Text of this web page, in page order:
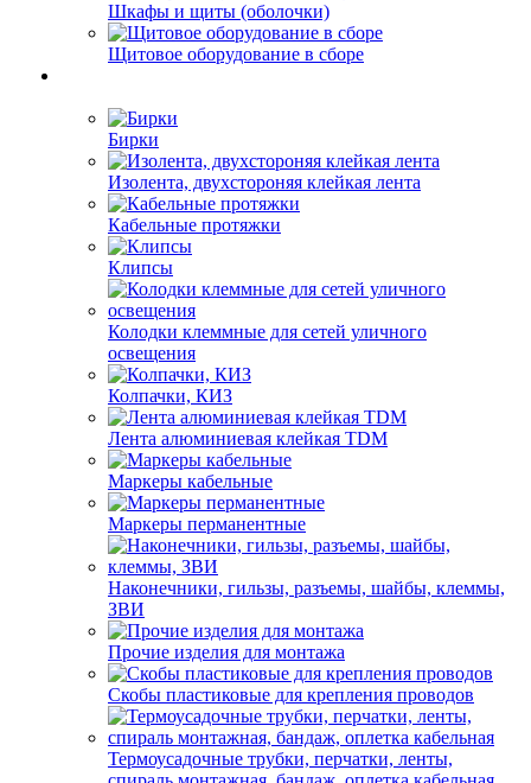
Шкафы и щиты (оболочки)
Щитовое оборудование в сборе
Бирки
Изолента, двухстороняя клейкая лента
Кабельные протяжки
Клипсы
Колодки клеммные для сетей уличного
освещения
Колпачки, КИЗ
Лента алюминиевая клейкая TDM
Маркеры кабельные
Маркеры перманентные
Наконечники, гильзы, разъемы, шайбы, клеммы,
ЗВИ
Прочие изделия для монтажа
Скобы пластиковые для крепления проводов
Термоусадочные трубки, перчатки, ленты,